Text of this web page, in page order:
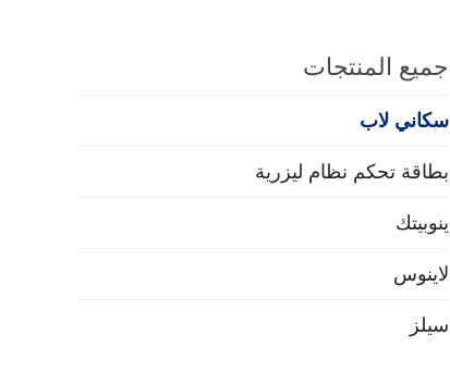
جميع المنتجات
سكاني لاب
بطاقة تحكم نظام ليزرية
ينوبيتك
لاينوس
سيلز